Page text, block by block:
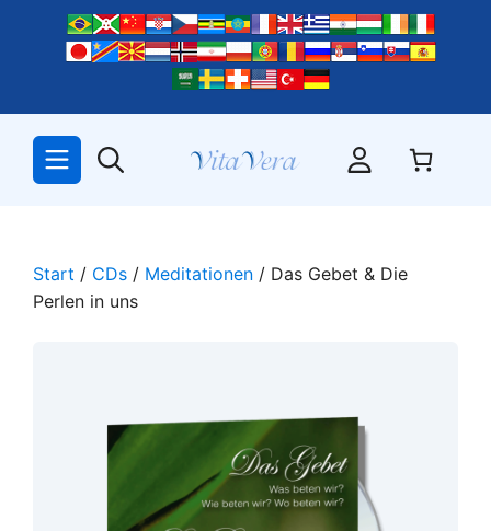
springen
Start / CDs / Meditationen / Das Gebet & Die
Perlen in uns